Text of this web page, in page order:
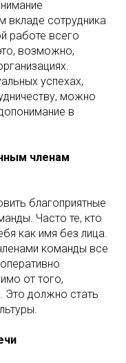
вкладе сотрудника
работе всего
возможно,
успехах,
можно
в
членам
благоприятные
Часто те, кто
как имя без лица.
команды все
от того,
Это должно стать